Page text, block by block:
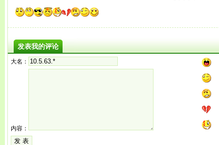
发表我的评论
大名：
内容：